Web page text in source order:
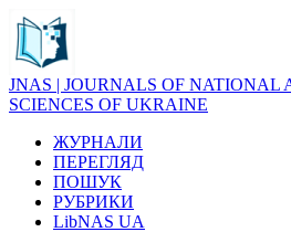
JNAS | JOURNALS OF NATIONAL
SCIENCES OF UKRAINE
ЖУРНАЛИ
ПЕРЕГЛЯД
ПОШУК
РУБРИКИ
LibNAS UA